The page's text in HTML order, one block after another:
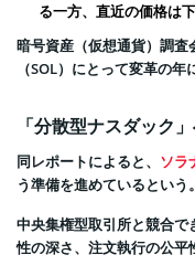
る一方、直近の価格は
暗号資産（仮想通貨）調
（SOL）にとって変革の
「分散型ナスダック
同レポートによると、 ソラ
う準備を進めているという。
中央集権型取引所と競合
性の深さ、注文執行の公平